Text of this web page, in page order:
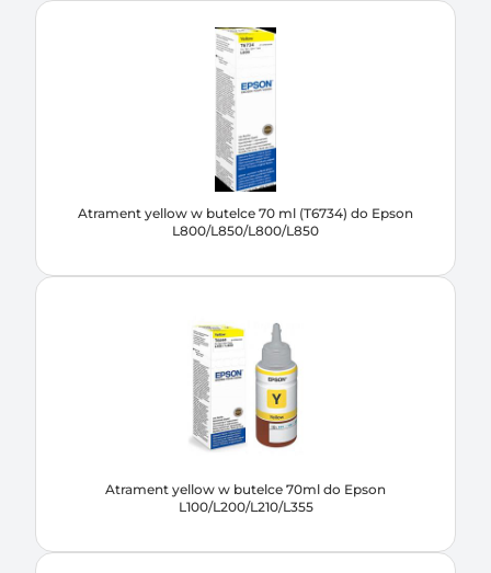
Atrament yellow w butelce 70 ml (T6734) do Epson
L800/L850/L800/L850
Atrament yellow w butelce 70ml do Epson
L100/L200/L210/L355